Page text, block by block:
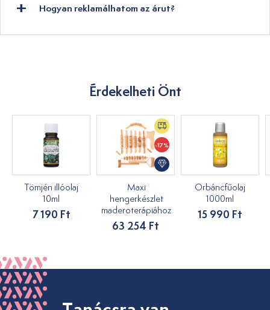
Hogyan reklamálhatom az árut?
Érdekelheti Önt
Tömjén illóolaj
10ml
7 190 Ft
-17%
Maxi
hengerkészlet
maderoterápiához
63 254 Ft
Orbáncfűolaj
1000ml
15 990 Ft